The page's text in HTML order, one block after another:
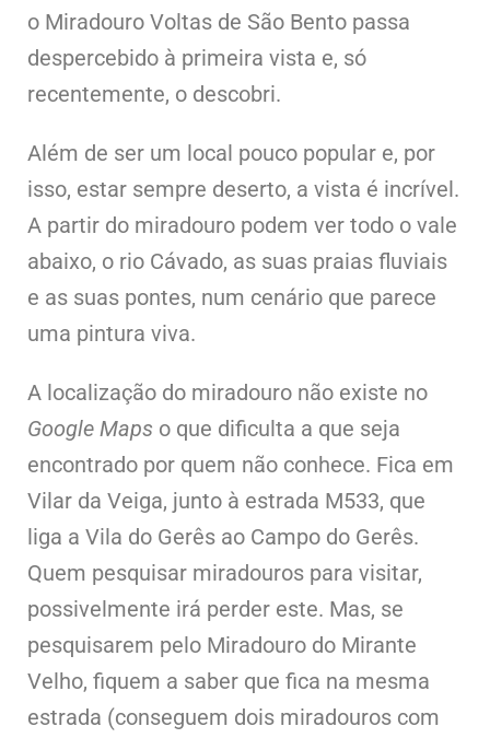
o Miradouro Voltas de São Bento passa
despercebido à primeira vista e, só
recentemente, o descobri.
Além de ser um local pouco popular e, por
isso, estar sempre deserto, a vista é incrível.
A partir do miradouro podem ver todo o vale
abaixo, o rio Cávado, as suas praias fluviais
e as suas pontes, num cenário que parece
uma pintura viva.
A localização do miradouro não existe no
Google Maps o que dificulta a que seja
encontrado por quem não conhece. Fica em
Vilar da Veiga, junto à estrada M533, que
liga a Vila do Gerês ao Campo do Gerês.
Quem pesquisar miradouros para visitar,
possivelmente irá perder este. Mas, se
pesquisarem pelo Miradouro do Mirante
Velho, fiquem a saber que fica na mesma
estrada (conseguem dois miradouros com